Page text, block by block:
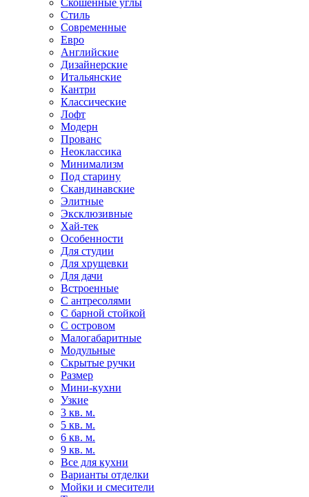
Скошенные углы
Стиль
Современные
Евро
Английские
Дизайнерские
Итальянские
Кантри
Классические
Лофт
Модерн
Прованс
Неоклассика
Минимализм
Под старину
Скандинавские
Элитные
Эксклюзивные
Хай-тек
Особенности
Для студии
Для хрущевки
Для дачи
Встроенные
С антресолями
С барной стойкой
С островом
Малогабаритные
Модульные
Скрытые ручки
Размер
Мини-кухни
Узкие
3 кв. м.
5 кв. м.
6 кв. м.
9 кв. м.
Все для кухни
Варианты отделки
Мойки и смесители